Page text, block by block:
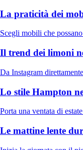
La praticità dei
Scegli mobili che
Il trend dei limoni
Da Instagram
Lo stile Hampton
Porta una ventata di
Le mattine lente